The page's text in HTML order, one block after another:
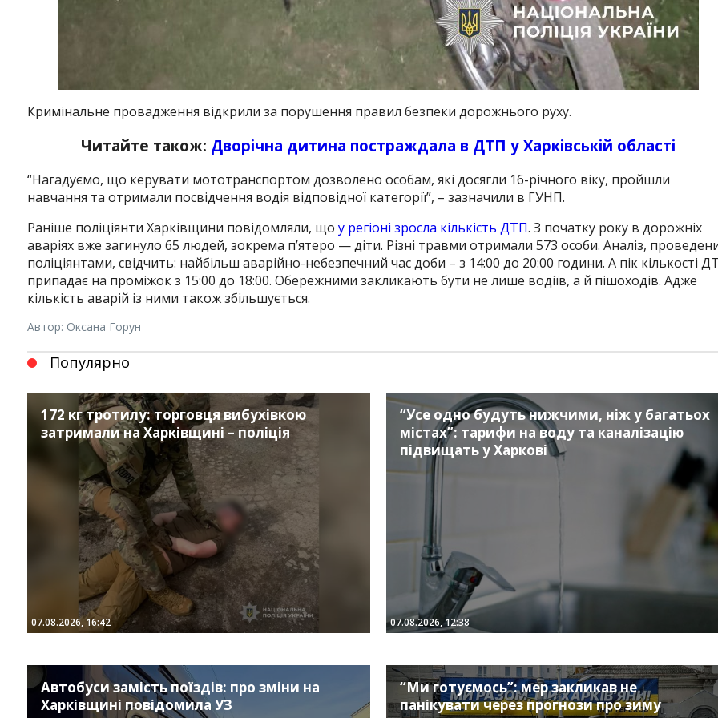
Кримінальне провадження відкрили за порушення правил безпеки дорожнього руху.
Читайте також: Дворічна дитина постраждала в ДТП у Харківській області
“Нагадуємо, що керувати мототранспортом дозволено особам, які досягли 16-річного віку, пройшли
навчання та отримали посвідчення водія відповідної категорії”, – зазначили в ГУНП.
Раніше поліціянти Харківщини повідомляли, що у регіоні зросла кількість ДТП. З початку року в дорожніх
аваріях вже загинуло 65 людей, зокрема п’ятеро — діти. Різні травми отримали 573 особи. Аналіз,
поліціянтами, свідчить: найбільш аварійно-небезпечний час доби – з 14:00 до 20:00 години. А пік кількості
припадає на проміжок з 15:00 до 18:00. Обережними закликають бути не лише водіїв, а й пішоходів. Адже
кількість аварій із ними також збільшується.
Автор: Оксана Горун
Популярно
172 кг тротилу: торговця вибухівкою
затримали на Харківщині – поліція
07.08.2026, 16:42
“Усе одно будуть нижчими, ніж у багатьох
містах”: тарифи на воду та каналізацію
підвищать у Харкові
07.08.2026, 12:38
Автобуси замість поїздів: про зміни на
Харківщині повідомила УЗ
“Ми готуємось”: мер закликав не
панікувати через прогнози про зиму